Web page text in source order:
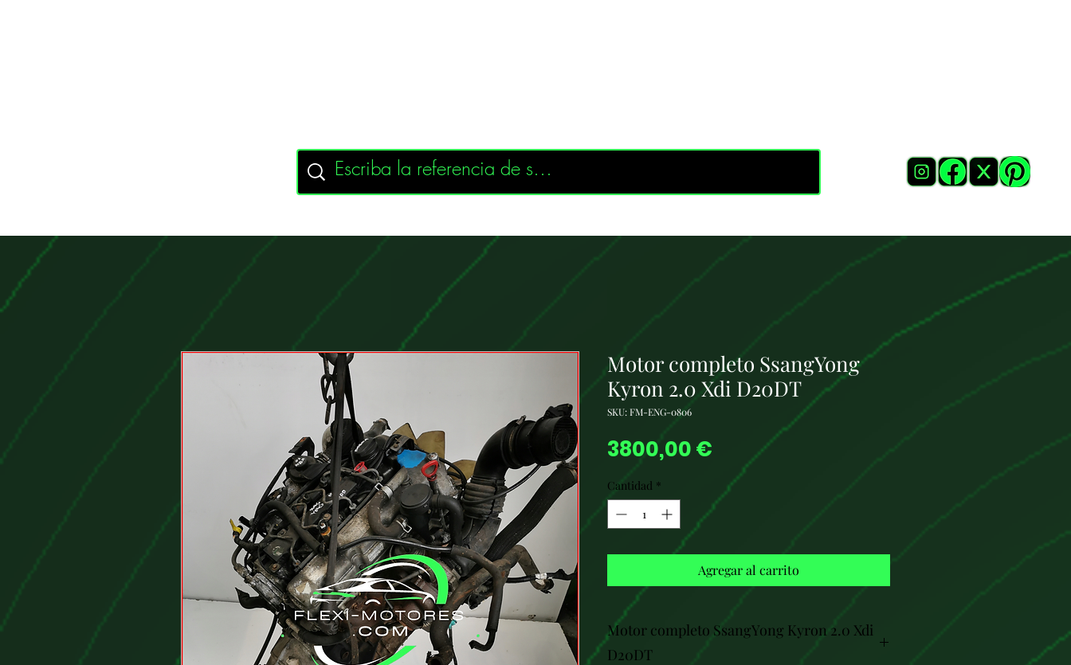
Motor completo SsangYong
Kyron 2.0 Xdi D20DT
SKU: FM-ENG-0806
3800,00 € Precio
Cantidad *
Agregar al carrito
Motor completo SsangYong Kyron 2.0 Xdi
D20DT